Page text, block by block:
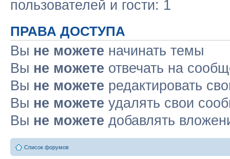
пользователей и гости: 1
ПРАВА ДОСТУПА
Вы не можете начинать темы
Вы не можете отвечать на
Вы не можете редактировать
Вы не можете удалять свои
Вы не можете добавлять
Список форумов